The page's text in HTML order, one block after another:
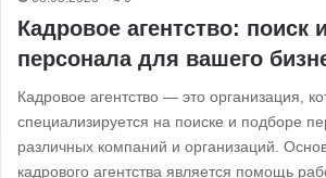
Кадровое агентство: поиск
персонала для вашего
Кадровое агентство — это организация,
специализируется на поиске и подборе
различных компаний и организаций.
кадрового агентства является помощь